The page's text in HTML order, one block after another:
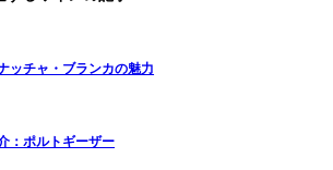
ッチャ・ブランカの魅力
：ポルトギーザー